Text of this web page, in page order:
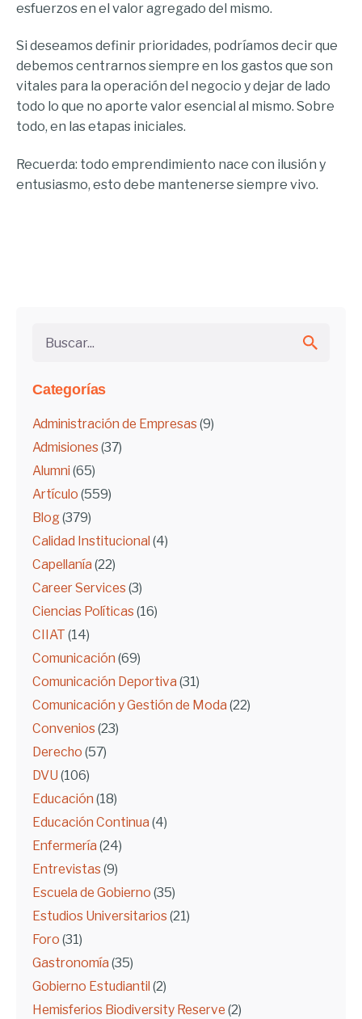
Categorías
Administración de Empresas (9)
Admisiones (37)
Alumni (65)
Artículo (559)
Blog(379)
Calidad Institucional (4)
Capellanía (22)
Career Services (3)
Ciencias Políticas (16)
CIIAT (14)
Comunicación (69)
Comunicación Deportiva (31)
Comunicación y Gestión de Moda (22)
Convenios (23)
Derecho (57)
DVU (106)
Educación (18)
Educación Continua (4)
Enfermería (24)
Entrevistas (9)
Escuela de Gobierno (35)
Estudios Universitarios (21)
Foro (31)
Gastronomía (35)
Gobierno Estudiantil (2)
Hemisferios Biodiversity Reserve (2)
esfuerzos en el valor agregado del mismo.
Si deseamos definir prioridades, podríamos decir que
debemos centrarnos siempre en los gastos que son
vitales para la operación del negocio y dejar de lado
todo lo que no aporte valor esencial al mismo. Sobre
todo, en las etapas iniciales.
Recuerda: todo emprendimiento nace con ilusión y
entusiasmo, esto debe mantenerse siempre vivo.